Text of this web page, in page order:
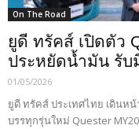
On The Road
ยูดี ทรัคส์ เปิดตัว
ประหยัดน้ำมัน รั
01/05/2026
ยูดี ทรัคส์ ประเทศไทย เดินห
บรรทุกรุ่นใหม่ Quester